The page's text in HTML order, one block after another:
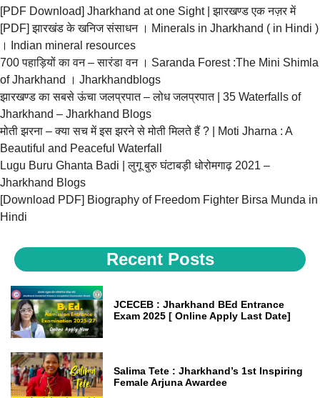
[PDF Download] Jharkhand at one Sight | झारखण्ड एक नज़र में
[PDF] झारखंड के खनिज संसाधन । Minerals in Jharkhand ( in Hindi )
। Indian mineral resources
700 पहाड़ियों का वन – सारंडा वन । Saranda Forest :The Mini Shimla
of Jharkhand । Jharkhandblogs
झारखण्ड का सबसे ऊंचा जलप्रपात – लोध जलप्रपात | 35 Waterfalls of
Jharkhand – Jharkhand Blogs
मोती झरना – क्या सच में इस झरने से मोती मिलते हैं ? | Moti Jharna : A
Beautiful and Peaceful Waterfall
Lugu Buru Ghanta Badi | लुगू बुरु घंटाबड़ी धोरोमगाढ़ 2021 –
Jharkhand Blogs
[Download PDF] Biography of Freedom Fighter Birsa Munda in
Hindi
Recent Posts
JCECEB : Jharkhand BEd Entrance
Exam 2025 [ Online Apply Last Date]
Salima Tete : Jharkhand’s 1st Inspiring
Female Arjuna Awardee